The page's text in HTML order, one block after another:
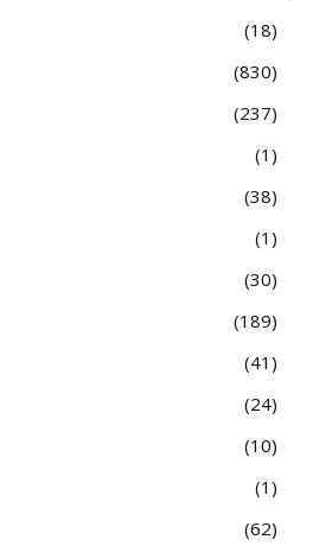
18
830
237
1
38
1
30
189
41
24
10
1
62